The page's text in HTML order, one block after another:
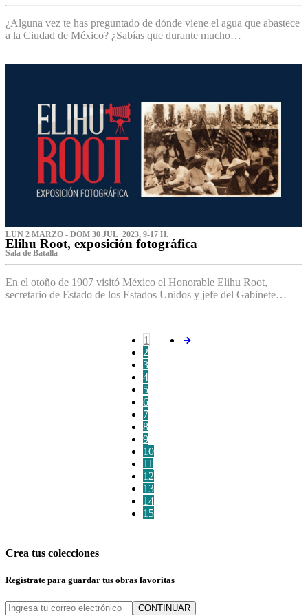
¿Alguna vez te has preguntado de dónde viene el agua que abastece
a la Ciudad de México? ¿Sabías que durante mucho…
LUN 2 MARZO - DOM 30 JUL 2023, 9-17 H.
Elihu Root, exposición fotográfica
Sala de Batalla
En el otoño de 1907 visitó México el Honorable Elihu Root,
secretario de Estado de los Estados Unidos y jefe del Gabinete…
1
2
3
4
5
6
7
8
9
10
11
12
13
14
15
Crea tus colecciones
Regístrate para guardar tus obras favoritas
CONTINUAR